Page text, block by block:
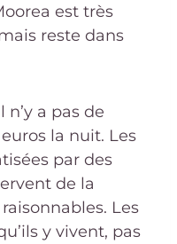
est très
reste dans
a pas de
la nuit. Les
par des
de la
Les
y vivent, pas